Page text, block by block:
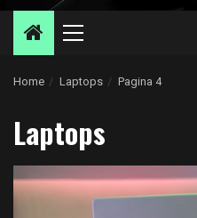
Primair
Home Laptops Pagina 4
Laptops